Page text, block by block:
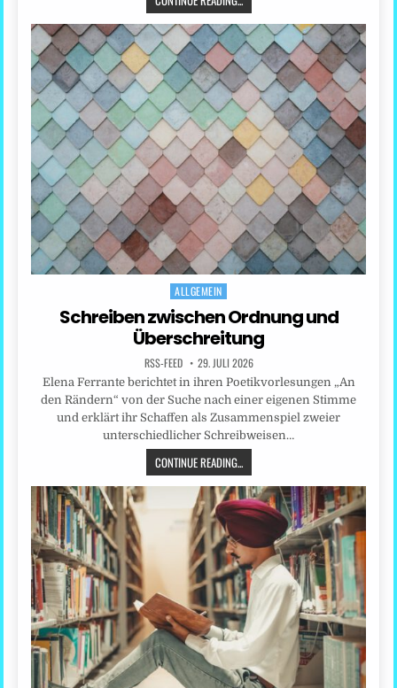
Posted
in
ALLGEMEIN
Schreiben zwischen Ordnung und
Überschreitung
RSS-FEED 29. JULI 2026
Elena Ferrante berichtet in ihren Poetikvorlesungen „An
den Rändern“ von der Suche nach einer eigenen Stimme
und erklärt ihr Schaffen als Zusammenspiel zweier
unterschiedlicher Schreibweisen…
CONTINUE READING...